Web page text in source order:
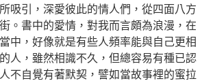
吸引，深愛彼此的情人們，從四面八方
街。書中的愛情，對我而言頗為浪漫，在
中，好像就是有些人頻率能與自己更相
人，雖然相識不久，但總容易有種已認
不自覺有著默契，譬如當故事裡的蜜拉